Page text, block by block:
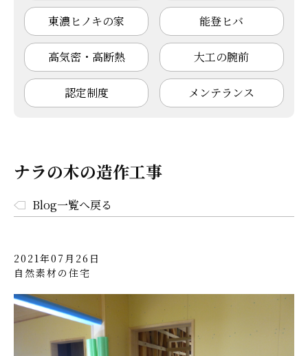
東濃ヒノキの家 能登ヒバ
高気密・高断熱 大工の腕前
認定制度 メンテランス
ナラの木の造作工事
Blog一覧へ戻る
2021年07月26日
自然素材の住宅